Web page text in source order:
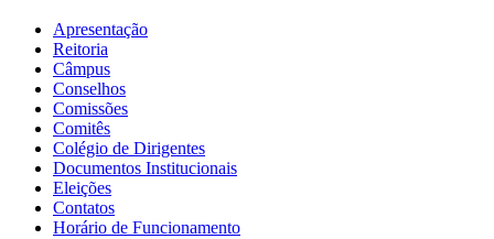
Apresentação
Reitoria
Câmpus
Conselhos
Comissões
Comitês
Colégio de Dirigentes
Documentos Institucionais
Eleições
Contatos
Horário de Funcionamento